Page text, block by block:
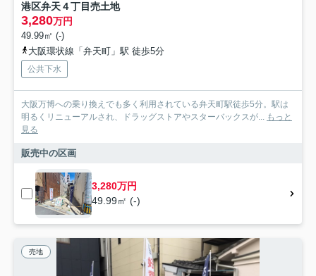
港区弁天４丁目売土地
3,280万円
49.99㎡ (-)
大阪環状線「弁天町」駅 徒歩5分
公共下水
大阪万博への乗り換えでも多く利用されている弁天町駅徒歩5分。駅は
明るくリニューアルされ、ドラッグストアやスターバックスが... もっと
見る
販売中の区画
3,280万円
49.99㎡ (-)
売地